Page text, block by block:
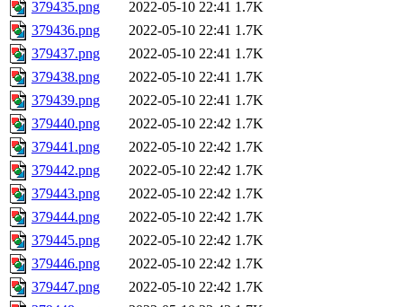
379435.png
2022-05-10 22:41 1.7K
379436.png
2022-05-10 22:41 1.7K
379437.png
2022-05-10 22:41 1.7K
379438.png
2022-05-10 22:41 1.7K
379439.png
2022-05-10 22:41 1.7K
379440.png
2022-05-10 22:42 1.7K
379441.png
2022-05-10 22:42 1.7K
379442.png
2022-05-10 22:42 1.7K
379443.png
2022-05-10 22:42 1.7K
379444.png
2022-05-10 22:42 1.7K
379445.png
2022-05-10 22:42 1.7K
379446.png
2022-05-10 22:42 1.7K
379447.png
2022-05-10 22:42 1.7K